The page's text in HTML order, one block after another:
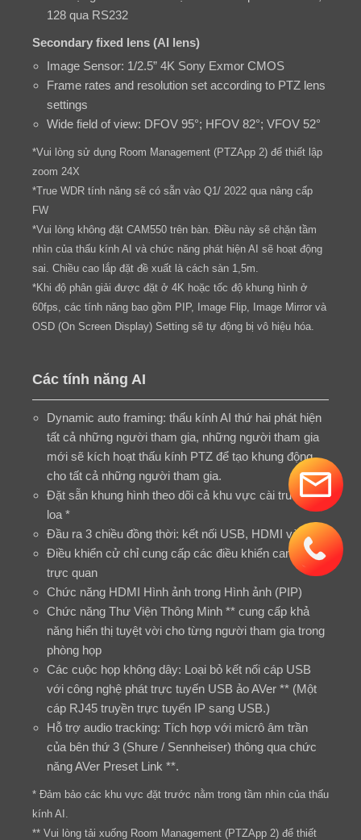
128 qua RS232
Secondary fixed lens (AI lens)
Image Sensor: 1/2.5” 4K Sony Exmor CMOS
Frame rates and resolution set according to PTZ lens
settings
Wide field of view: DFOV 95°; HFOV 82°; VFOV 52°
*Vui lòng sử dụng Room Management (PTZApp 2) để thiết lập
zoom 24X
*True WDR tính năng sẽ có sẵn vào Q1/ 2022 qua nâng cấp
FW
*Vui lòng không đặt CAM550 trên bàn. Điều này sẽ chặn tầm
nhìn của thấu kính AI và chức năng phát hiện AI sẽ hoạt động
sai. Chiều cao lắp đặt đề xuất là cách sàn 1,5m.
*Khi độ phân giải được đặt ở 4K hoặc tốc độ khung hình ở
60fps, các tính năng bao gồm PIP, Image Flip, Image Mirror và
OSD (On Screen Display) Setting sẽ tự động bị vô hiệu hóa.
Các tính năng AI
Dynamic auto framing: thấu kính AI thứ hai phát hiện
tất cả những người tham gia, những người tham gia
mới sẽ kích hoạt thấu kính PTZ để tạo khung động
cho tất cả những người tham gia.
Đặt sẵn khung hình theo dõi cả khu vực cài trước và
loa *
Đầu ra 3 chiều đồng thời: kết nối USB, HDMI và IP
Điều khiển cử chỉ cung cấp các điều khiển camera
trực quan
Chức năng HDMI Hình ảnh trong Hình ảnh (PIP)
Chức năng Thư Viện Thông Minh ** cung cấp khả
năng hiển thị tuyệt vời cho từng người tham gia trong
phòng họp
Các cuộc họp không dây: Loại bỏ kết nối cáp USB
với công nghệ phát trực tuyến USB ảo AVer ** (Một
cáp RJ45 truyền trực tuyến IP sang USB.)
Hỗ trợ audio tracking: Tích hợp với micrô âm trần
của bên thứ 3 (Shure / Sennheiser) thông qua chức
năng AVer Preset Link **.
* Đảm bảo các khu vực đặt trước nằm trong tầm nhìn của thấu
kính AI.
** Vui lòng tải xuống Room Management (PTZApp 2) để thiết